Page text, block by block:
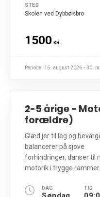
STED
Skolen ved Dybbølsbro
1500 KR.
Periode: 16. august 2026 - 30.
2-5 årige -
forældre)
Glæd jer til leg og
balancerer på sjove
forhindringer, danser til
motorik i trygge rammer.
DAG TID